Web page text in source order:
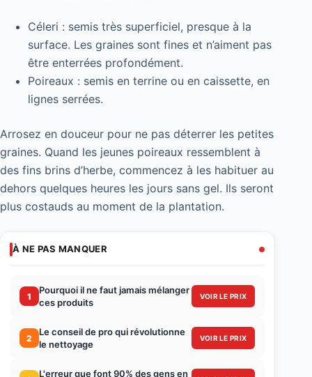
Céleri : semis très superficiel, presque à la
surface. Les graines sont fines et n’aiment pas
être enterrées profondément.
Poireaux : semis en terrine ou en caissette, en
lignes serrées.
Arrosez en douceur pour ne pas déterrer les petites
graines. Quand les jeunes poireaux ressemblent à
des fins brins d’herbe, commencez à les habituer au
dehors quelques heures les jours sans gel. Ils seront
plus costauds au moment de la plantation.
À NE PAS MANQUER
1
Pourquoi il ne faut jamais mélanger
ces produits
VOIR LE PRIX
2
Le conseil de pro qui révolutionne
le nettoyage
VOIR LE PRIX
L'erreur que font 90% des gens en